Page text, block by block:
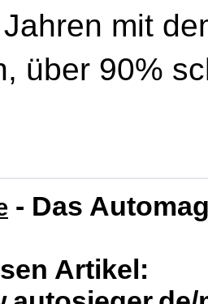
mit
über 90%
- Das
Artikel: